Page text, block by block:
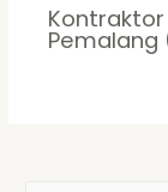
Pemalang